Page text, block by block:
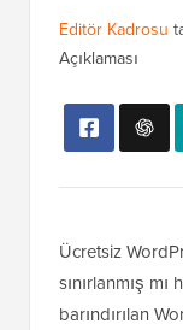
Editör Kadrosu
Açıklaması
Ücretsiz
sınırlanmış
barındırılan